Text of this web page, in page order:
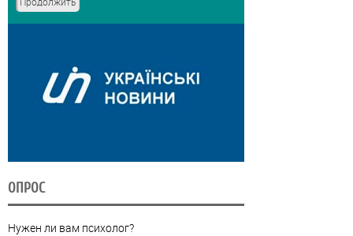
ОПРОС
Нужен ли вам психолог?